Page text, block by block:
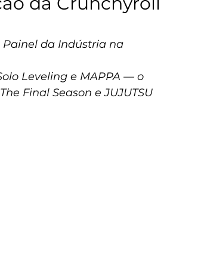
da Indústria na
Leveling e MAPPA — o
Final Season e JUJUTSU